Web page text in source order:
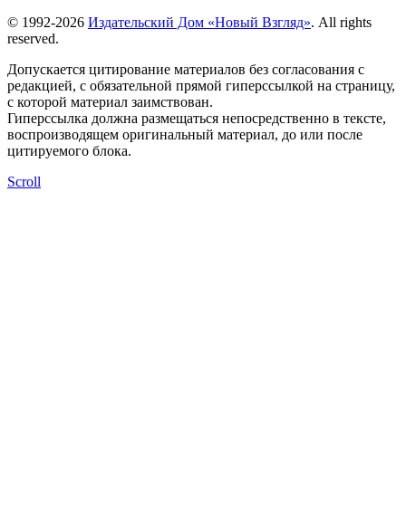
© 1992-2026 Издательский Дом «Новый Взгляд». All rights
reserved.
Допускается цитирование материалов без согласования с
редакцией, с обязательной прямой гиперссылкой на страницу,
с которой материал заимствован.
Гиперссылка должна размещаться непосредственно в тексте,
воспроизводящем оригинальный материал, до или после
цитируемого блока.
Scroll